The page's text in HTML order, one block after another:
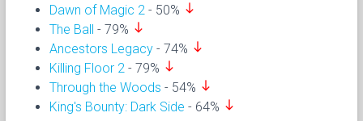
Dawn of Magic 2 - 50% south
The Ball - 79% south
Ancestors Legacy - 74% south
Killing Floor 2 - 79% south
Through the Woods - 54% south
King's Bounty: Dark Side - 64% south